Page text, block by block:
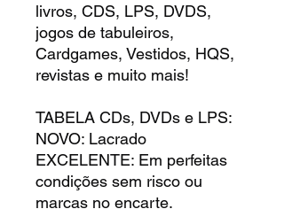
livros, CDS, LPS, DVDS,
jogos de tabuleiros,
Cardgames, Vestidos, HQS,
revistas e muito mais!
TABELA CDs, DVDs e LPS:
NOVO: Lacrado
EXCELENTE: Em perfeitas
condições sem risco ou
marcas no encarte.